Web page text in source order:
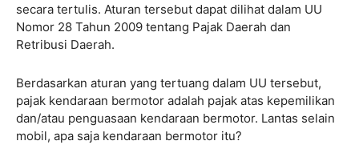
secara tertulis. Aturan tersebut dapat dilihat dalam UU
Nomor 28 Tahun 2009 tentang Pajak Daerah dan
Retribusi Daerah.
Berdasarkan aturan yang tertuang dalam UU tersebut,
pajak kendaraan bermotor adalah pajak atas kepemilikan
dan/atau penguasaan kendaraan bermotor. Lantas selain
mobil, apa saja kendaraan bermotor itu?